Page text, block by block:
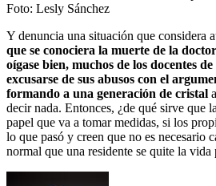
Foto: Lesly Sánchez
Y denuncia una situación que considera
que se conociera la muerte de la
oígase bien, muchos de los docentes
excusarse de sus abusos con el
formando a una generación de cristal
decir nada. Entonces, ¿de qué sirve que
papel que va a tomar medidas, si los
lo que pasó y creen que no es necesario
normal que una residente se quite la vida